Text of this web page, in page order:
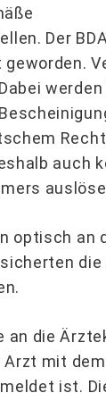
Der
auch
optisch an
die
an die
mit
ist.